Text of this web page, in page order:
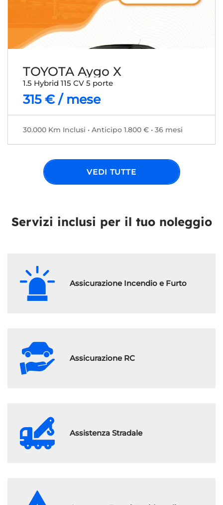
TOYOTA Aygo X
1.5 Hybrid 115 CV 5 porte
315 € / mese
30.000 Km Inclusi • Anticipo 1.800 € • 36 mesi
VEDI TUTTE
Servizi inclusi per il tuo noleggio
Assicurazione Incendio e Furto
Assicurazione RC
Assistenza Stradale